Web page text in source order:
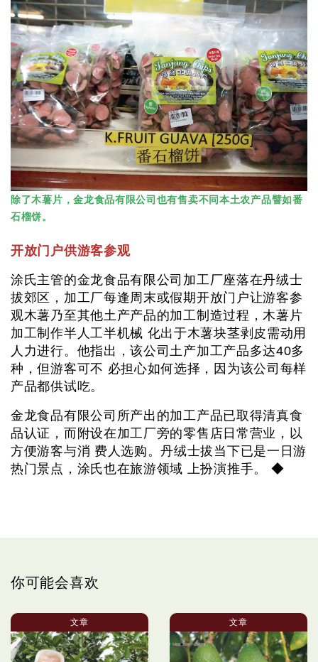
除了木薯片，金龙食品有限公司也有售卖不同本土农产品譬如番
石榴饼。
开放门户供游客参观
涂氏主管的金龙食品有限公司加工厂座落在丹绒士
拔郊区，加工厂每逢周末或假期开放门户让游客参
观木薯乃至其他土产产品的加工制造过程，木薯片
加工制作半人工半机械 化出于木薯块茎剥皮需动用
人力进行。他指出，该公司土产加工产品多达40多
种，但游客可不 必担心如何选择，因为该公司每样
产品都供试吃。
金龙食品有限公司所产出的加工产品已取得清真食
品认证，而附设在加工厂旁的零售店日常营业，以
方便游客与消 费人选购。丹绒士拔当下已是一日游
热门景点，涂氏也在旅游领域 上扮演推手。 ◆
你可能会喜欢
文章 文章